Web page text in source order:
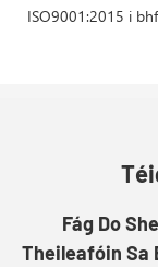
ISO9001:2015 i
Fág Do
Theileafóin Sa